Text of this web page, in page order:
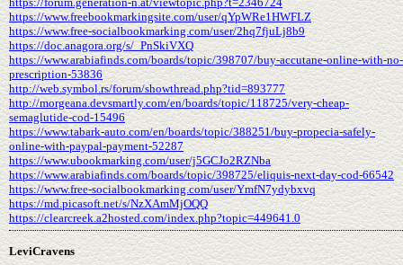
https://www.freebookmarkingsite.com/user/qYpWRe1HWFLZ
https://www.free-socialbookmarking.com/user/2hq7fjuLj8b9
https://doc.anagora.org/s/_PnSkiVXQ
https://www.arabiafinds.com/boards/topic/398707/buy-accutane-online-with-no-
prescription-53836
http://web.symbol.rs/forum/showthread.php?tid=893777
http://morgeana.devsmartly.com/en/boards/topic/118725/very-cheap-
semaglutide-cod-15496
https://www.tabark-auto.com/en/boards/topic/388251/buy-propecia-safely-
online-with-paypal-payment-52287
https://www.ubookmarking.com/user/j5GCJo2RZNba
https://www.arabiafinds.com/boards/topic/398725/eliquis-next-day-cod-66542
https://www.free-socialbookmarking.com/user/YmfN7ydybxvq
https://md.picasoft.net/s/NzXAmMjOQQ
https://clearcreek.a2hosted.com/index.php?topic=449641.0
LeviCravens